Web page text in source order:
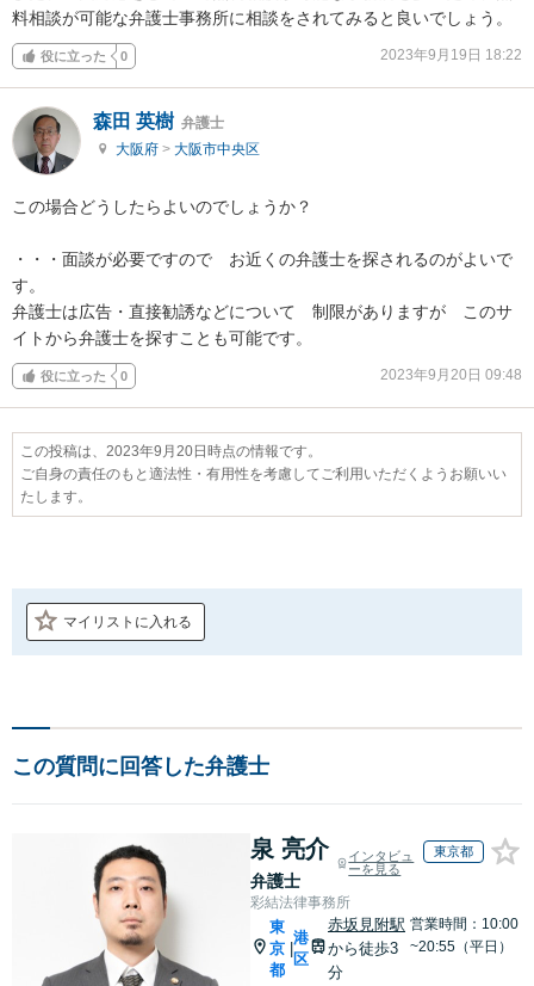
料相談が可能な弁護士事務所に相談をされてみると良いでしょう。
役に立った 0 2023年9月19日 18:22
森田 英樹 弁護士
大阪府 > 大阪市中央区
この場合どうしたらよいのでしょうか？
・・・面談が必要ですので　お近くの弁護士を探されるのがよいで
す。
弁護士は広告・直接勧誘などについて　制限がありますが　このサ
イトから弁護士を探すことも可能です。
役に立った 0 2023年9月20日 09:48
この投稿は、2023年9月20日時点の情報です。
ご自身の責任のもと適法性・有用性を考慮してご利用いただくようお願いい
たします。
マイリストに入れる
この質問に回答した弁護士
泉 亮介
弁護士
インタビュ
ーを見る
東京都
彩結法律事務所
東
京
都
港
区
赤坂見附駅
から徒歩3
分
営業時間：10:00
~20:55（平日）